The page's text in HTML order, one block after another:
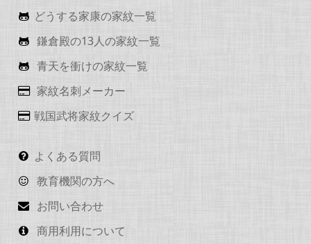
どうする家康の家紋一覧
鎌倉殿の13人の家紋一覧
青天を衝けの家紋一覧
家紋名刺メーカー
戦国武将家紋クイズ
よくある質問
教育機関の方へ
お問い合わせ
商用利用について